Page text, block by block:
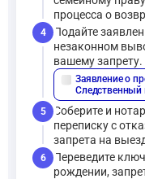
процесса о
4
Подайте
незаконном
вашему запрету.
Заявление о
Следственный
5
Соберите и
переписку с
запрета на
6
Переведите
рождении,